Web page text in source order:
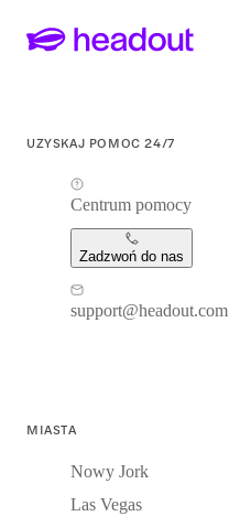
UZYSKAJ POMOC 24/7
Centrum pomocy
Zadzwoń do nas
support@headout.com
MIASTA
Nowy Jork
Las Vegas